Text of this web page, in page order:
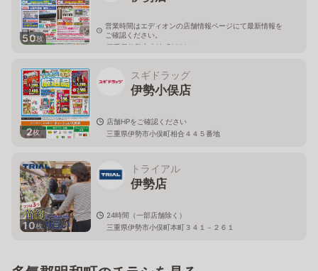
50枚
営業時間はエディオンの店舗情報ページにて最新情報を
ご確認ください。
三重県伊勢市上地町2680-1
2枚
スギドラッグ
伊勢小俣店
店舗HPをご確認ください
三重県伊勢市小俣町相合４４５番地
10枚
トライアル
伊勢店
24時間（一部店舗除く）
三重県伊勢市小俣町本町３４１－２６１